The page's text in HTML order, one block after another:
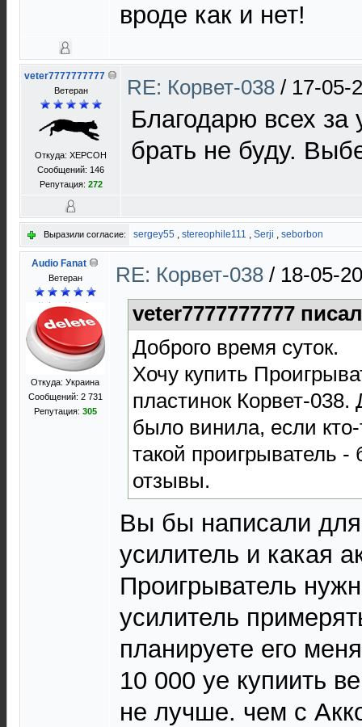
вроде как и нет!
veter7777777777
Ветеран
Откуда: XEРСОН
Сообщений: 146
Репутация: 272
RE: Корвет-038 / 17-05-
Благодарю всех за
брать не буду.
Выразили согласие: sergey55 , stereophile111 , Serji , seborbon
Audio Fanat
Ветеран
Откуда: Украина
Сообщений: 2 731
Репутация: 305
RE: Корвет-038 / 18-05-
veter7777777777
Доброго время суток.
Хочу купить
пластинок Корвет-038.
было винила, если
такой проигрыватель
отзывы.
Вы бы написали
усилитель и какая
Проигрыватель
усилитель
планируете его
10 000 уе купиить
не лучше. чем с